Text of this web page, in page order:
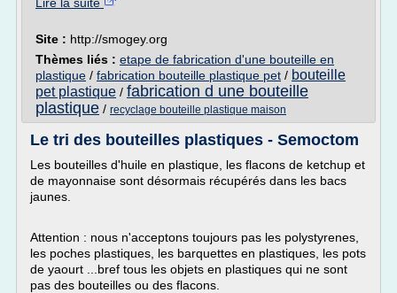
Site : http://smogey.org
Thèmes liés : etape de fabrication d'une bouteille en
plastique / fabrication bouteille plastique pet / bouteille
pet plastique / fabrication d une bouteille
plastique / recyclage bouteille plastique maison
Le tri des bouteilles plastiques - Semoctom
Les bouteilles d'huile en plastique, les flacons de ketchup et
de mayonnaise sont désormais récupérés dans les bacs
jaunes.
Attention : nous n'acceptons toujours pas les polystyrenes,
les poches plastiques, les barquettes en plastiques, les pots
de yaourt ...bref tous les objets en plastiques qui ne sont
pas des bouteilles ou des flacons.